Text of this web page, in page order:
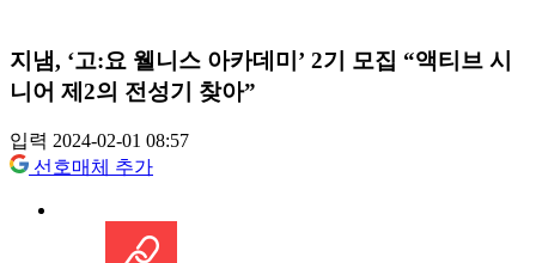
지냄, ‘고:요 웰니스 아카데미’ 2기 모집 “액티브 시
니어 제2의 전성기 찾아”
입력 2024-02-01 08:57
선호매체 추가